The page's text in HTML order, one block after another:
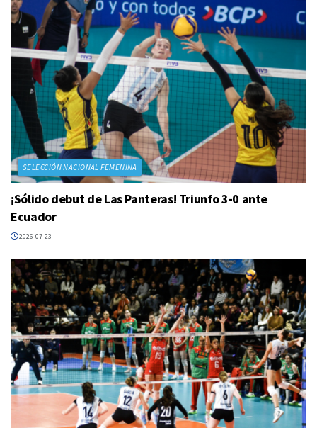
SELECCIÓN NACIONAL FEMENINA
¡Sólido debut de Las Panteras! Triunfo 3-0 ante
Ecuador
2026-07-23